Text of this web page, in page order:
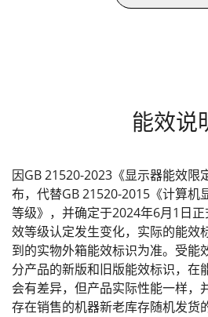
能效说
因GB 21520-2023《显示器能效限
布，代替GB 21520-2015《计算机
等级》，并确定于2024年6月1日
效等级认定发生变化，实际的能效
到的实物外箱能效标识为准。受能
分产品的新版和旧版能效标识，在
会有差异，但产品实际性能一样，
存在销售的机器新老库存随机发货